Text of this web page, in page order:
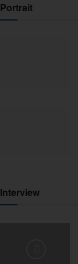
Portrait
Interview